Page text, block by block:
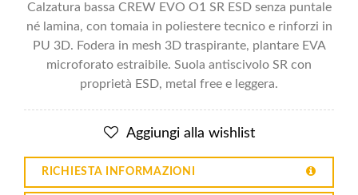
Calzatura bassa CREW EVO O1 SR ESD senza puntale
né lamina, con tomaia in poliestere tecnico e rinforzi in
PU 3D. Fodera in mesh 3D traspirante, plantare EVA
microforato estraibile. Suola antiscivolo SR con
proprietà ESD, metal free e leggera.
Aggiungi alla wishlist
RICHIESTA INFORMAZIONI